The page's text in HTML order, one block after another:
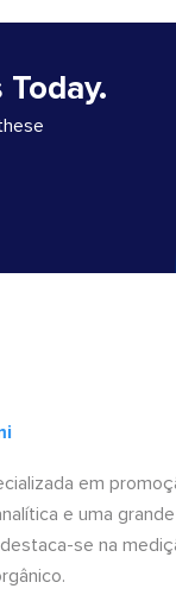
em
e uma
se na